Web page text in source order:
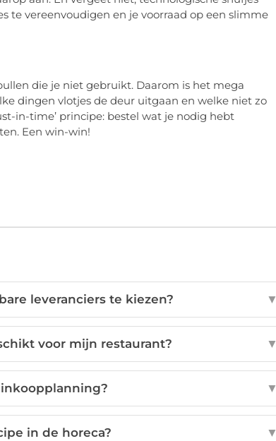
te vereenvoudigen en je voorraad op een slimme
die je niet gebruikt. Daarom is het mega
dingen vlotjes de deur uitgaan en welke niet zo
in-time’ principe: bestel wat je nodig hebt
Een win-win!
leveranciers te kiezen? ▼
voor mijn restaurant? ▼
▼
in de horeca? ▼